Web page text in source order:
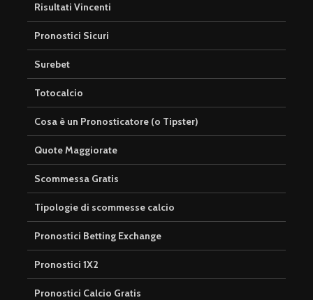
Risultati Vincenti
Pronostici Sicuri
Surebet
Totocalcio
Cosa è un Pronosticatore (o Tipster)
Quote Maggiorate
Scommessa Gratis
Tipologie di scommesse calcio
Pronostici Betting Exchange
Pronostici 1X2
Pronostici Calcio Gratis